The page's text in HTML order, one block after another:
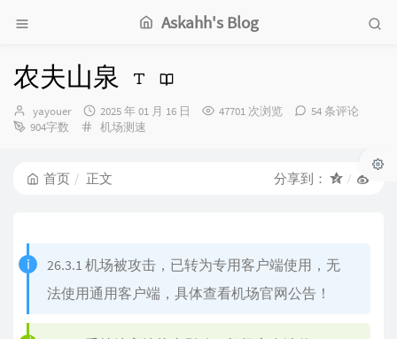
Askahh's Blog
农夫山泉
博
主：
yayouer
发
布
2025 年 01 月 16 日 47701 次浏览
54 条评论
904字数
分
机场测速
首页 正文 分享到：
26.3.1 机场被攻击，已转为专用客户端使用，无
法使用通用客户端，具体查看机场官网公告！